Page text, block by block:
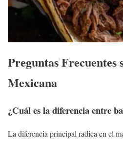
Preguntas Frecuentes
Mexicana
¿Cuál es la diferencia entre
La diferencia principal radica en el